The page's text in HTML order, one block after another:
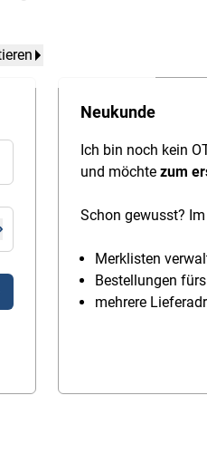
Neukunde
Ich bin noch kein
und möchte zum
Schon gewusst?
Merklisten
Bestellungen
mehrere